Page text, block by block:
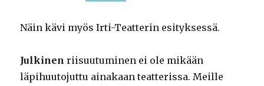
Näin kävi myös Irti-Teatterin esityksessä.
Julkinen riisuutuminen ei ole mikään
läpihuutojuttu ainakaan teatterissa. Meille